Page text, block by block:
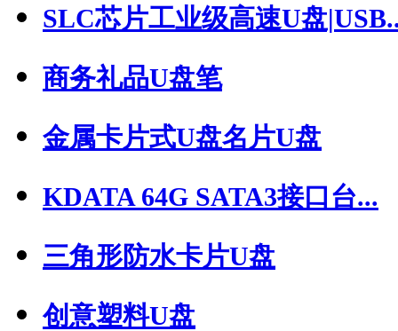
SLC芯片工业级高速U盘
商务礼品U盘笔
金属卡片式U盘名片U盘
KDATA 64G SATA3接口台...
三角形防水卡片U盘
创意塑料U盘